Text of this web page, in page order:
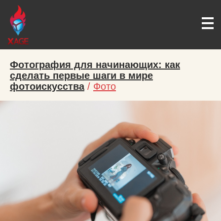
Фотография для начинающих: как
сделать первые шаги в мире
фотоискусства / Фото